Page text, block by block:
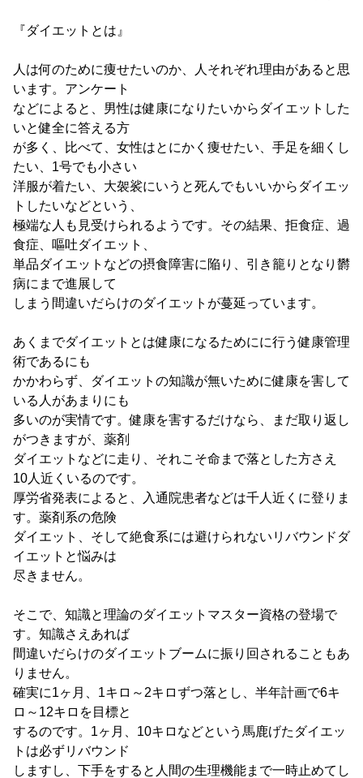
『ダイエットとは』
人は何のために痩せたいのか、人それぞれ理由があると思
います。アンケート
などによると、男性は健康になりたいからダイエットした
いと健全に答える方
が多く、比べて、女性はとにかく痩せたい、手足を細くし
たい、1号でも小さい
洋服が着たい、大袈裟にいうと死んでもいいからダイエッ
トしたいなどという、
極端な人も見受けられるようです。その結果、拒食症、過
食症、嘔吐ダイエット、
単品ダイエットなどの摂食障害に陥り、引き籠りとなり欝
病にまで進展して
しまう間違いだらけのダイエットが蔓延っています。
あくまでダイエットとは健康になるためにに行う健康管理
術であるにも
かかわらず、ダイエットの知識が無いために健康を害して
いる人があまりにも
多いのが実情です。健康を害するだけなら、まだ取り返し
がつきますが、薬剤
ダイエットなどに走り、それこそ命まで落とした方さえ
10人近くいるのです。
厚労省発表によると、入通院患者などは千人近くに登りま
す。薬剤系の危険
ダイエット、そして絶食系には避けられないリバウンドダ
イエットと悩みは
尽きません。
そこで、知識と理論のダイエットマスター資格の登場で
す。知識さえあれば
間違いだらけのダイエットブームに振り回されることもあ
りません。
確実に1ヶ月、1キロ～2キロずつ落とし、半年計画で6キ
ロ～12キロを目標と
するのです。1ヶ月、10キロなどという馬鹿げたダイエッ
トは必ずリバウンド
しますし、下手をすると人間の生理機能まで一時止めてし